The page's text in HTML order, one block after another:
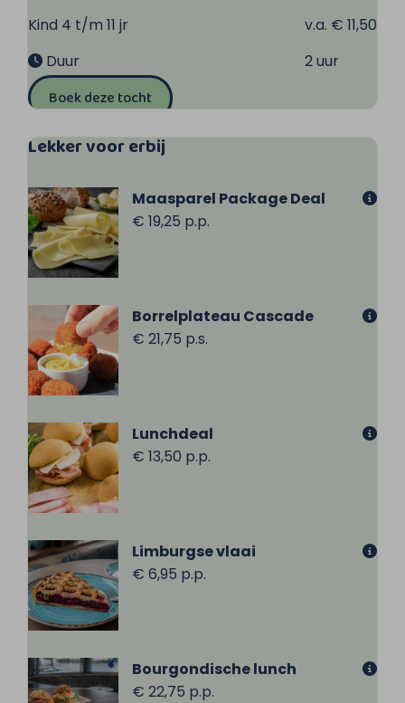
Kind 4 t/m 11 jr
v.a. € 11,50
Duur
2 uur
Boek deze tocht
Lekker voor erbij
Maasparel Package Deal
€ 19,25 p.p.
Borrelplateau Cascade
€ 21,75 p.s.
Lunchdeal
€ 13,50 p.p.
Limburgse vlaai
€ 6,95 p.p.
Bourgondische lunch
€ 22,75 p.p.